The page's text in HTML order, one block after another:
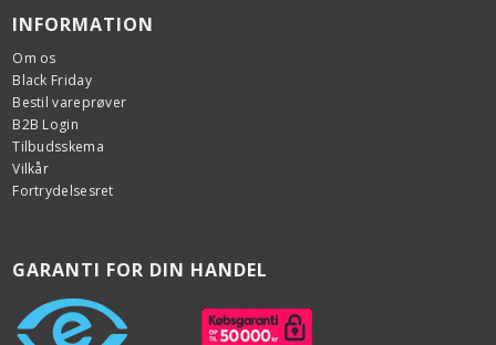
INFORMATION
Om os
Black Friday
Bestil vareprøver
B2B Login
Tilbudsskema
Vilkår
Fortrydelsesret
GARANTI FOR DIN HANDEL